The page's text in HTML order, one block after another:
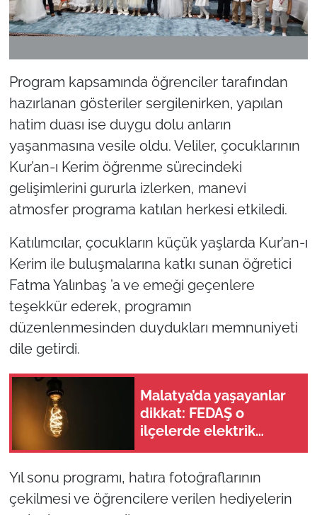
Program kapsamında öğrenciler tarafından
hazırlanan gösteriler sergilenirken, yapılan
hatim duası ise duygu dolu anların
yaşanmasına vesile oldu. Veliler, çocuklarının
Kur’an-ı Kerim öğrenme sürecindeki
gelişimlerini gururla izlerken, manevi
atmosfer programa katılan herkesi etkiledi.
Katılımcılar, çocukların küçük yaşlarda Kur’an-ı
Kerim ile buluşmalarına katkı sunan öğretici
Fatma Yalınbaş ’a ve emeği geçenlere
teşekkür ederek, programın
düzenlenmesinden duydukları memnuniyeti
dile getirdi.
Malatya’da yaşayanlar
dikkat: FEDAŞ o
ilçelerde elektrik
kesintisi yapacak
Yıl sonu programı, hatıra fotoğraflarının
çekilmesi ve öğrencilere verilen hediyelerin